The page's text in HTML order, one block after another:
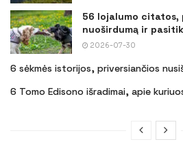
56 lojalumo citatos,
nuoširdumą ir
2026-07-30
6 sėkmės istorijos, priversiančios
6 Tomo Edisono išradimai, apie